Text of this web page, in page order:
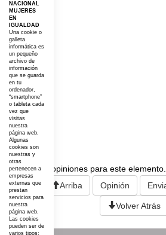
Opiniones
No existen opiniones para este elemento.
Arriba
Opinión
Volver Atrás
NACIONAL
MUJERES
EN
IGUALDAD
Una cookie o
galleta
informática es
un pequeño
archivo de
información
que se guarda
en tu
ordenador,
“smartphone”
o tableta cada
vez que
visitas
nuestra
página web.
Algunas
cookies son
nuestras y
otras
pertenecen a
empresas
externas que
prestan
servicios para
nuestra
página web.
Las cookies
pueden ser de
varios tipos: